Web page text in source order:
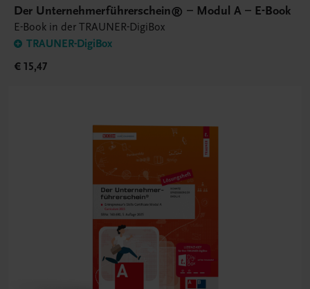
Der Unternehmerführerschein® – Modul A – E-Book
E-Book in der TRAUNER-DigiBox
TRAUNER-DigiBox
€ 15,47